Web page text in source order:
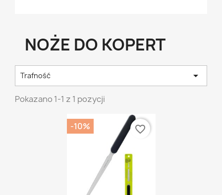
NOŻE DO KOPERT
Trafność 
Pokazano 1-1 z 1 pozycji
-10% favorite_border